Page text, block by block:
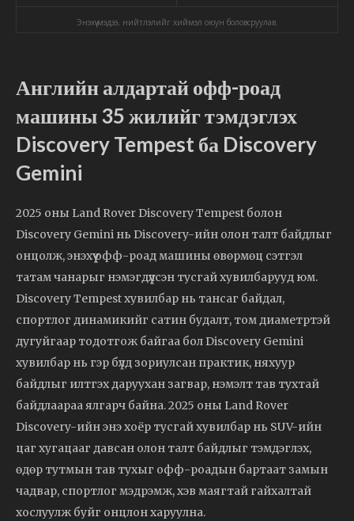
Энэхүү мэдээ, нийтлэлийг хиймэл оюун боловсруулав.
Английн алдартай офф-роад
машины 35 жилийг тэмдэглэх
Discovery Tempest ба Discovery
Gemini
2025 оны Land Rover Discovery Tempest болон
Discovery Gemini нь Discovery-ийн олон талт байдлыг
онцолж, энэхүү офф-роад машины өвөрмөц сэтгэл
татам чанарыг нэмэгдүүлсэн тусгай хувилбарууд юм.
Discovery Tempest хувилбар нь тансаг байдал,
спортлог динамикийг сатин будалт, том диаметртэй
дугуйгаар тодотгож байгаа бол Discovery Gemini
хувилбар нь гэр бүлд зориулсан практик, няхуур
байдлыг илтгэх даруухан загвар, нэмэлт тав тухтай
байдлаараа ялгарч байна. 2025 оны Land Rover
Discovery-ийн энэ хоёр тусгай хувилбар нь SUV-ийн
цаг хугацааг давсан олон талт байдлыг тэмдэглэх,
өдөр тутмын тав тухыг офф-роадын бартаат замын
чадвар, спортлог мэдрэмж, хэв маягтай гайхалтай
хослуулж буйг онцлон харуулна.